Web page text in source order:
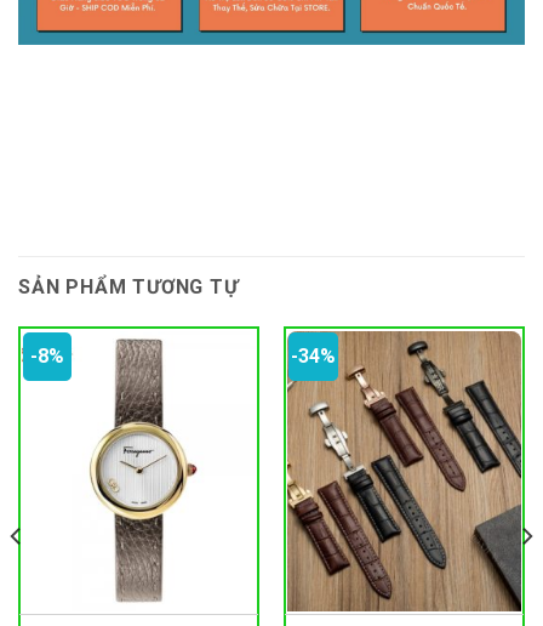
SẢN PHẨM TƯƠNG TỰ
-8% -34%